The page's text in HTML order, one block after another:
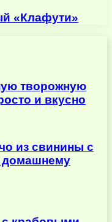
«Клафути»
творожную
и вкусно
из свинины с
домашнему